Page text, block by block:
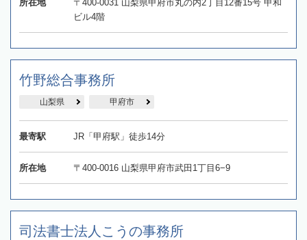
所在地
〒400-0031 山梨県甲府市丸の内2丁目12番15号 甲和
ビル4階
竹野総合事務所
山梨県 甲府市
最寄駅 JR「甲府駅」徒歩14分
所在地 〒400-0016 山梨県甲府市武田1丁目6−9
司法書士法人こうの事務所